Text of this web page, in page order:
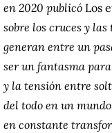
en 2020 publicó Los
sobre los cruces y las
generan entre un
ser un fantasma
y la tensión entre
del todo en un
en constante